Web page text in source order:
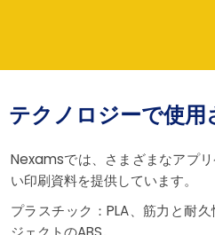
テクノロジーで使用
Nexamsでは、さまざまなアプ
い印刷資料を提供しています。
プラスチック：PLA、筋力と耐